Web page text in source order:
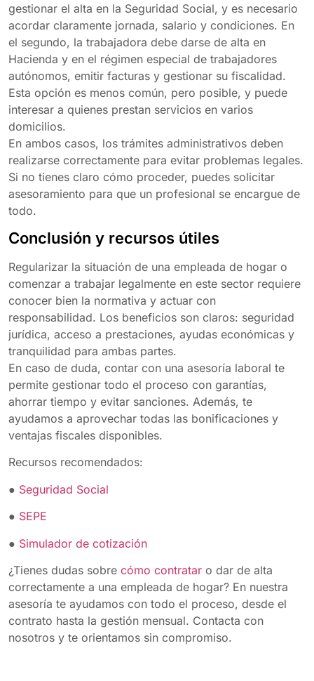
gestionar el alta en la Seguridad Social, y es necesario
acordar claramente jornada, salario y condiciones. En
el segundo, la trabajadora debe darse de alta en
Hacienda y en el régimen especial de trabajadores
autónomos, emitir facturas y gestionar su fiscalidad.
Esta opción es menos común, pero posible, y puede
interesar a quienes prestan servicios en varios
domicilios.
En ambos casos, los trámites administrativos deben
realizarse correctamente para evitar problemas legales.
Si no tienes claro cómo proceder, puedes solicitar
asesoramiento para que un profesional se encargue de
todo.
Conclusión y recursos útiles
Regularizar la situación de una empleada de hogar o
comenzar a trabajar legalmente en este sector requiere
conocer bien la normativa y actuar con
responsabilidad. Los beneficios son claros: seguridad
jurídica, acceso a prestaciones, ayudas económicas y
tranquilidad para ambas partes.
En caso de duda, contar con una asesoría laboral te
permite gestionar todo el proceso con garantías,
ahorrar tiempo y evitar sanciones. Además, te
ayudamos a aprovechar todas las bonificaciones y
ventajas fiscales disponibles.
Recursos recomendados:
● Seguridad Social
● SEPE
● Simulador de cotización
¿Tienes dudas sobre cómo contratar o dar de alta
correctamente a una empleada de hogar? En nuestra
asesoría te ayudamos con todo el proceso, desde el
contrato hasta la gestión mensual. Contacta con
nosotros y te orientamos sin compromiso.